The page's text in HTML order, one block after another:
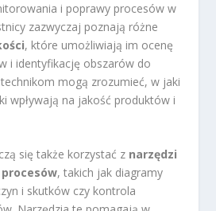
i poprawy procesów w
zazwyczaj poznają różne
, które umożliwiają im ocenę
i identyfikację obszarów do
mogą zrozumieć, w jaki
wpływają na jakość produktów i
się także korzystać z narzędzi
, takich jak diagramy
i skutków czy kontrola